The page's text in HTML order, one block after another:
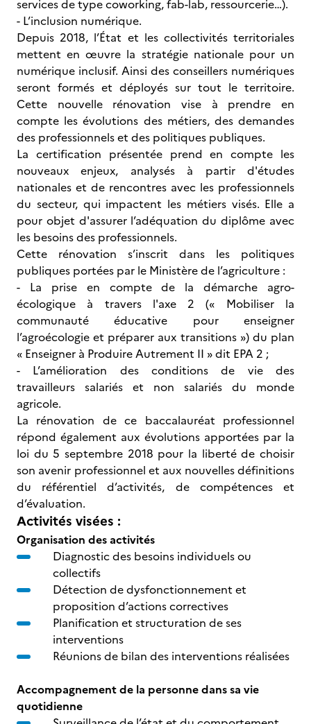
services de type coworking, fab-lab, ressourcerie…).
- L’inclusion numérique.
Depuis 2018, l’État et les collectivités territoriales
mettent en œuvre la stratégie nationale pour un
numérique inclusif. Ainsi des conseillers numériques
seront formés et déployés sur tout le territoire.
Cette nouvelle rénovation vise à prendre en
compte les évolutions des métiers, des demandes
des professionnels et des politiques publiques.
La certification présentée prend en compte les
nouveaux enjeux, analysés à partir d'études
nationales et de rencontres avec les professionnels
du secteur, qui impactent les métiers visés. Elle a
pour objet d'assurer l’adéquation du diplôme avec
les besoins des professionnels.
Cette rénovation s’inscrit dans les politiques
publiques portées par le Ministère de l’agriculture :
- La prise en compte de la démarche agro-
écologique à travers l'axe 2 (« Mobiliser la
communauté éducative pour enseigner
l’agroécologie et préparer aux transitions ») du plan
« Enseigner à Produire Autrement II » dit EPA 2 ;
- L’amélioration des conditions de vie des
travailleurs salariés et non salariés du monde
agricole.
La rénovation de ce baccalauréat professionnel
répond également aux évolutions apportées par la
loi du 5 septembre 2018 pour la liberté de choisir
son avenir professionnel et aux nouvelles définitions
du référentiel d’activités, de compétences et
d’évaluation.
Activités visées :
Organisation des activités
Diagnostic des besoins individuels ou
collectifs
Détection de dysfonctionnement et
proposition d’actions correctives
Planification et structuration de ses
interventions
Réunions de bilan des interventions réalisées
Accompagnement de la personne dans sa vie
quotidienne